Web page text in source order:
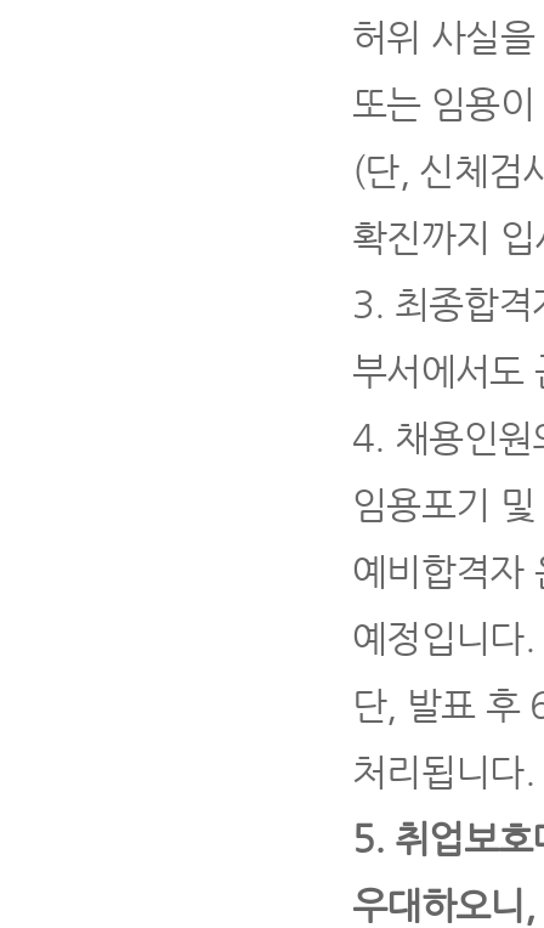
허위 사실
또는 임용
(단, 신체검
확진까지
3. 최종합
부서에서도
4. 채용인
임용포기
예비합격자
예정입니다.
단, 발표 후
처리됩니다.
5. 취업보호
우대하오니 ,